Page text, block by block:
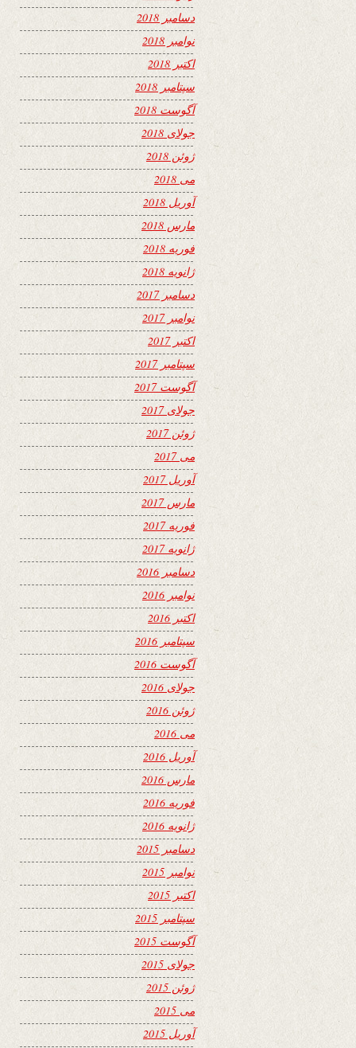
دسامبر 2018
نوامبر 2018
اکتبر 2018
سپتامبر 2018
آگوست 2018
جولای 2018
ژوئن 2018
می 2018
آوریل 2018
مارس 2018
فوریه 2018
ژانویه 2018
دسامبر 2017
نوامبر 2017
اکتبر 2017
سپتامبر 2017
آگوست 2017
جولای 2017
ژوئن 2017
می 2017
آوریل 2017
مارس 2017
فوریه 2017
ژانویه 2017
دسامبر 2016
نوامبر 2016
اکتبر 2016
سپتامبر 2016
آگوست 2016
جولای 2016
ژوئن 2016
می 2016
آوریل 2016
مارس 2016
فوریه 2016
ژانویه 2016
دسامبر 2015
نوامبر 2015
اکتبر 2015
سپتامبر 2015
آگوست 2015
جولای 2015
ژوئن 2015
می 2015
آوریل 2015